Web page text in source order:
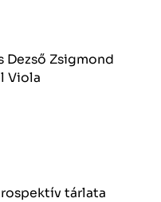
Dezső Zsigmond
Viola
tárlata